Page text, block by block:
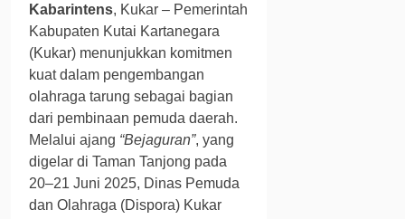
Kabarintens, Kukar – Pemerintah
Kabupaten Kutai Kartanegara
(Kukar) menunjukkan komitmen
kuat dalam pengembangan
olahraga tarung sebagai bagian
dari pembinaan pemuda daerah.
Melalui ajang “Bejaguran”, yang
digelar di Taman Tanjong pada
20–21 Juni 2025, Dinas Pemuda
dan Olahraga (Dispora) Kukar